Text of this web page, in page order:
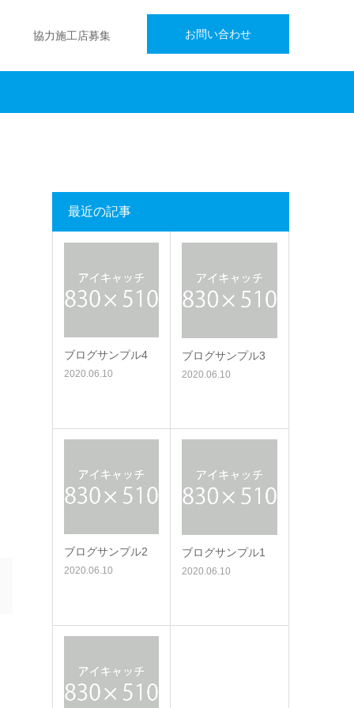
お問い合わせ
協力施工店募集
最近の記事
ブログサンプル4
2020.06.10
ブログサンプル3
2020.06.10
ブログサンプル2
2020.06.10
ブログサンプル1
2020.06.10